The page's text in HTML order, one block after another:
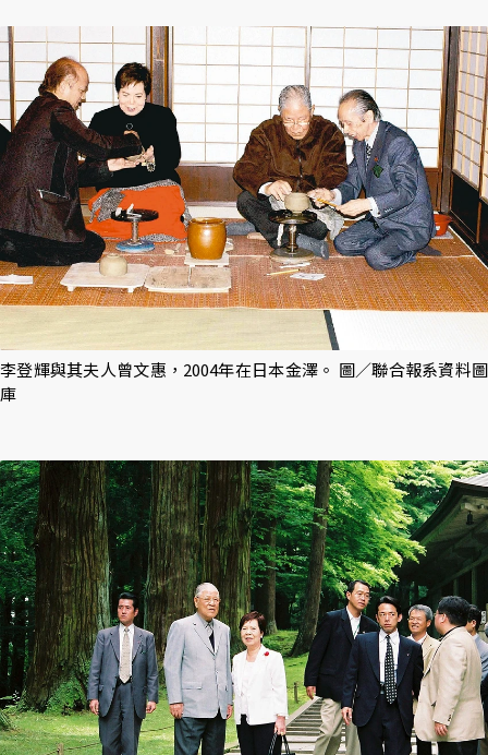
李登輝與其夫人曾文惠，2004年在日本金澤。 圖／聯合報系資料圖
庫